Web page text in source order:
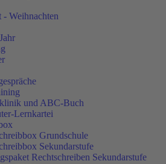
- Weihnachten
und ABC-Buch
Lernkartei
Grundschule
Sekundarstufe
Rechtschreiben Sekundarstufe